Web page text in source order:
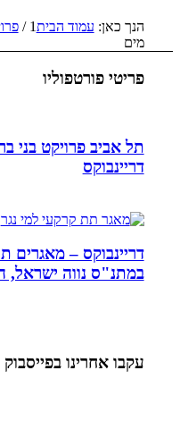
הנך כאן: עמוד הבית1
/
מים
פריטי פורטפוליו
תל אביב פרויקט בני
דריינבוקס
דריינבוקס – מאגרים
במתנ"ס נווה ישראל,
עקבו אחרינו בפייסבוק